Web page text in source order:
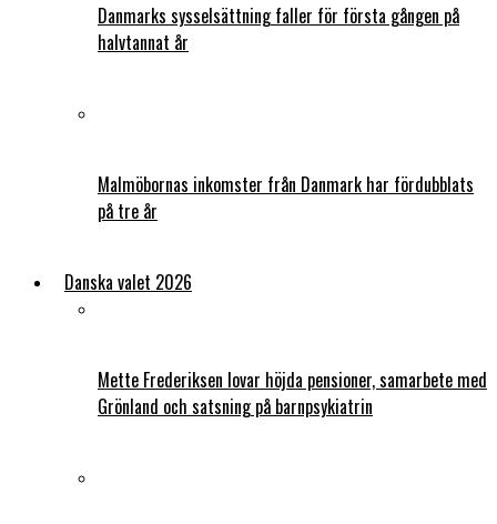
Danmarks sysselsättning faller för första gången på
halvtannat år
Malmöbornas inkomster från Danmark har fördubblats
på tre år
Danska valet 2026
Mette Frederiksen lovar höjda pensioner, samarbete med
Grönland och satsning på barnpsykiatrin